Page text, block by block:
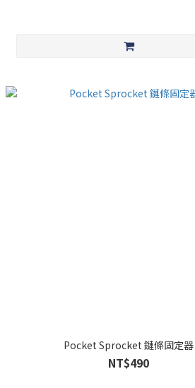
Pocket Sprocket 鏈條固定器
NT$490